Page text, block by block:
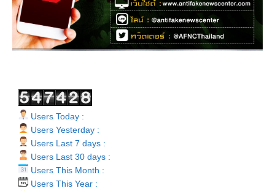
Users Today :
Users Yesterday :
Users Last 7 days :
Users Last 30 days :
Users This Month :
Users This Year :